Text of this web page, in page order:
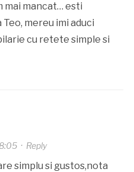
mai mancat… esti
mereu imi aduci
cu retete simple si
· Reply
simplu si gustos,nota